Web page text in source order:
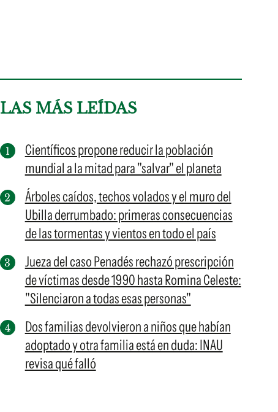
LAS MÁS LEÍDAS
Científicos propone reducir la población
mundial a la mitad para "salvar" el planeta
Árboles caídos, techos volados y el muro del
Ubilla derrumbado: primeras consecuencias
de las tormentas y vientos en todo el país
Jueza del caso Penadés rechazó prescripción
de víctimas desde 1990 hasta Romina Celeste:
"Silenciaron a todas esas personas"
Dos familias devolvieron a niños que habían
adoptado y otra familia está en duda: INAU
revisa qué falló